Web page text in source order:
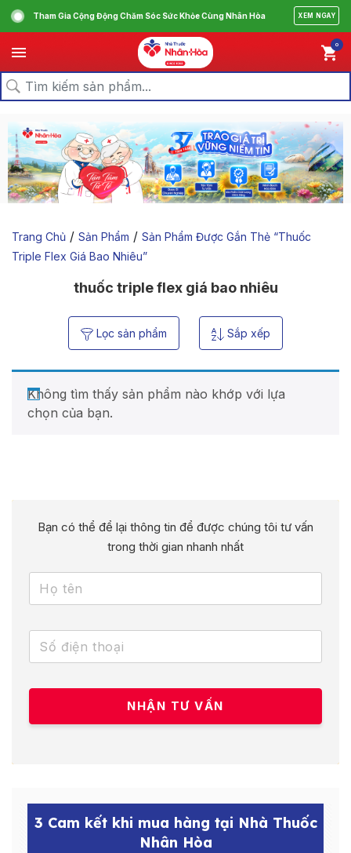
Tham Gia Cộng Động Chăm Sóc Sức Khỏe Cùng Nhân Hòa XEM NGAY
0
Trang Chủ / Sản Phẩm / Sản Phẩm Được Gắn Thẻ “thuốc
Triple Flex Giá Bao Nhiêu”
thuốc triple flex giá bao nhiêu
Lọc sản phẩm Sắp xếp
Không tìm thấy sản phẩm nào khớp với lựa
chọn của bạn.
Bạn có thể để lại thông tin để được chúng tôi tư vấn
trong thời gian nhanh nhất
3 Cam kết khi mua hàng tại Nhà Thuốc
Nhân Hòa